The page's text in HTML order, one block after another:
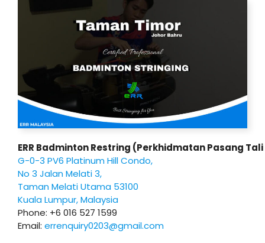
ERR Badminton Restring (Perkhidmatan Pasang
G-0-3 PV6 Platinum Hill Condo,
No 3 Jalan Melati 3,
Taman Melati Utama 53100
Kuala Lumpur, Malaysia
Phone: +6 016 527 1599
Email: errenquiry0203@gmail.com